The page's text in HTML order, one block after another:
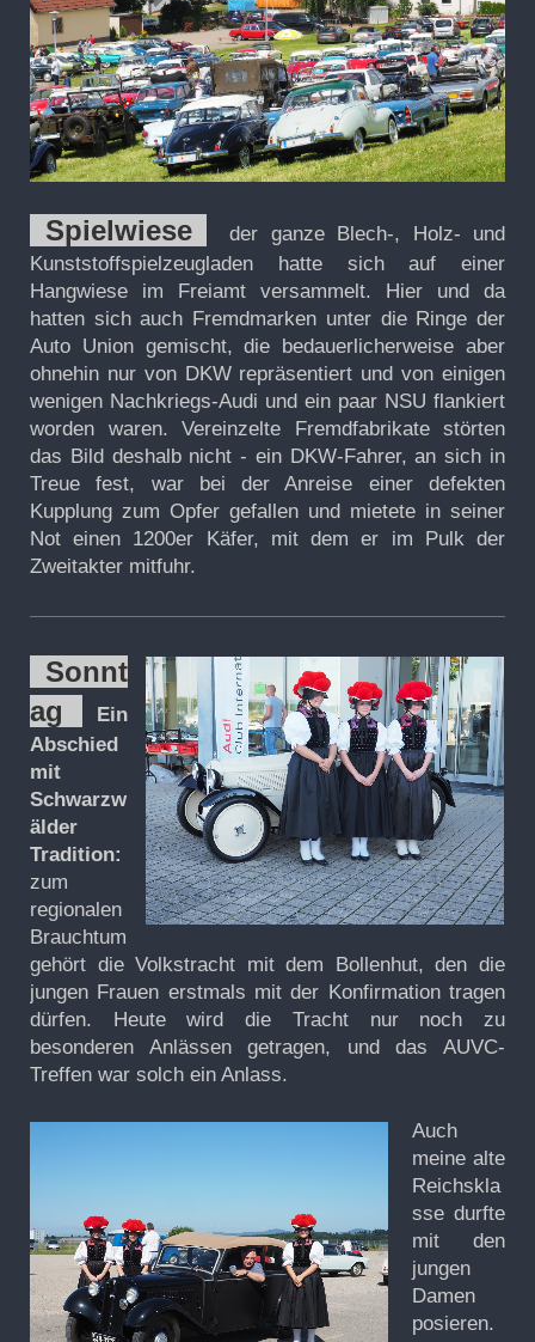
Spielwiese
der ganze Blech-, Holz- und
Kunststoffspielzeugladen hatte sich auf einer
Hangwiese im Freiamt versammelt. Hier und da
hatten sich auch Fremdmarken unter die Ringe der
Auto Union gemischt, die bedauerlicherweise aber
ohnehin nur von DKW repräsentiert und von einigen
wenigen Nachkriegs-Audi und ein paar NSU flankiert
worden waren. Vereinzelte Fremdfabrikate störten
das Bild deshalb nicht - ein DKW-Fahrer, an sich in
Treue fest, war bei der Anreise einer defekten
Kupplung zum Opfer gefallen und mietete in seiner
Not einen 1200er Käfer, mit dem er im Pulk der
Zweitakter mitfuhr.
Sonnt
ag
Ein
Abschied
mit
Schwarzw
älder
Tradition:
zum
regionalen
Brauchtum
gehört die Volkstracht mit dem Bollenhut, den die
jungen Frauen erstmals mit der Konfirmation tragen
dürfen. Heute wird die Tracht nur noch zu
besonderen Anlässen getragen, und das AUVC-
Treffen war solch ein Anlass.
Auch
meine alte
Reichskla
sse durfte
mit den
jungen
Damen
posieren.